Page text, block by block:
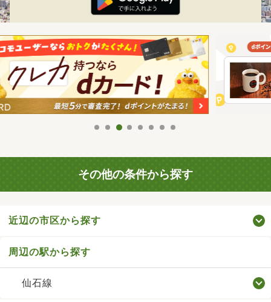
その他の条件から探す
近辺の市区から探す
周辺の駅から探す
仙石線